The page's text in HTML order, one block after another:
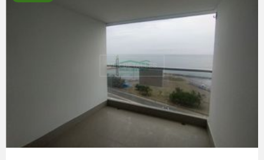
VER DETALLES